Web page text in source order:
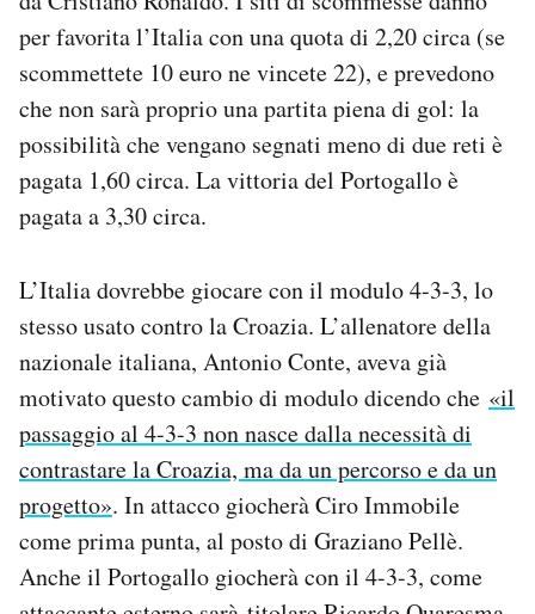
per favorita l’Italia con una quota di 2,20 circa (se
scommettete 10 euro ne vincete 22), e prevedono
che non sarà proprio una partita piena di gol: la
possibilità che vengano segnati meno di due reti è
pagata 1,60 circa. La vittoria del Portogallo è
pagata a 3,30 circa.
L’Italia dovrebbe giocare con il modulo 4-3-3, lo
stesso usato contro la Croazia. L’allenatore della
nazionale italiana, Antonio Conte, aveva già
motivato questo cambio di modulo dicendo che «il
passaggio al 4-3-3 non nasce dalla necessità di
contrastare la Croazia, ma da un percorso e da un
progetto». In attacco giocherà Ciro Immobile
come prima punta, al posto di Graziano Pellè.
Anche il Portogallo giocherà con il 4-3-3, come